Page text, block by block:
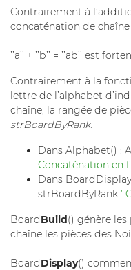
Contrairement à
concaténation de
’’a’’ + ’’b’’ = ’’ab’’ est
Contrairement à la
lettre de l’alphabet
chaîne, la rangée de
strBoardByRank.
Dans Alphabet() :
Concaténation en
Dans
strBoardByRank ’
BoardBuild() génère les
chaîne les pièces des
BoardDisplay()